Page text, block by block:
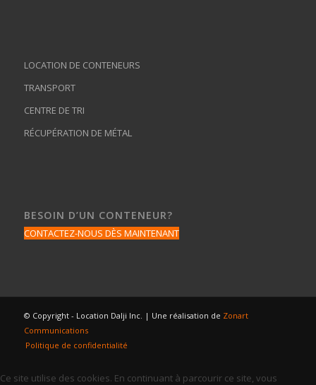
LOCATION DE CONTENEURS
TRANSPORT
CENTRE DE TRI
RÉCUPÉRATION DE MÉTAL
BESOIN D’UN CONTENEUR?
CONTACTEZ-NOUS DÈS MAINTENANT
© Copyright - Location Dalji Inc. | Une réalisation de Zonart
Communications
Politique de confidentialité
Ce site utilise des cookies. En continuant à parcourir ce site, vous